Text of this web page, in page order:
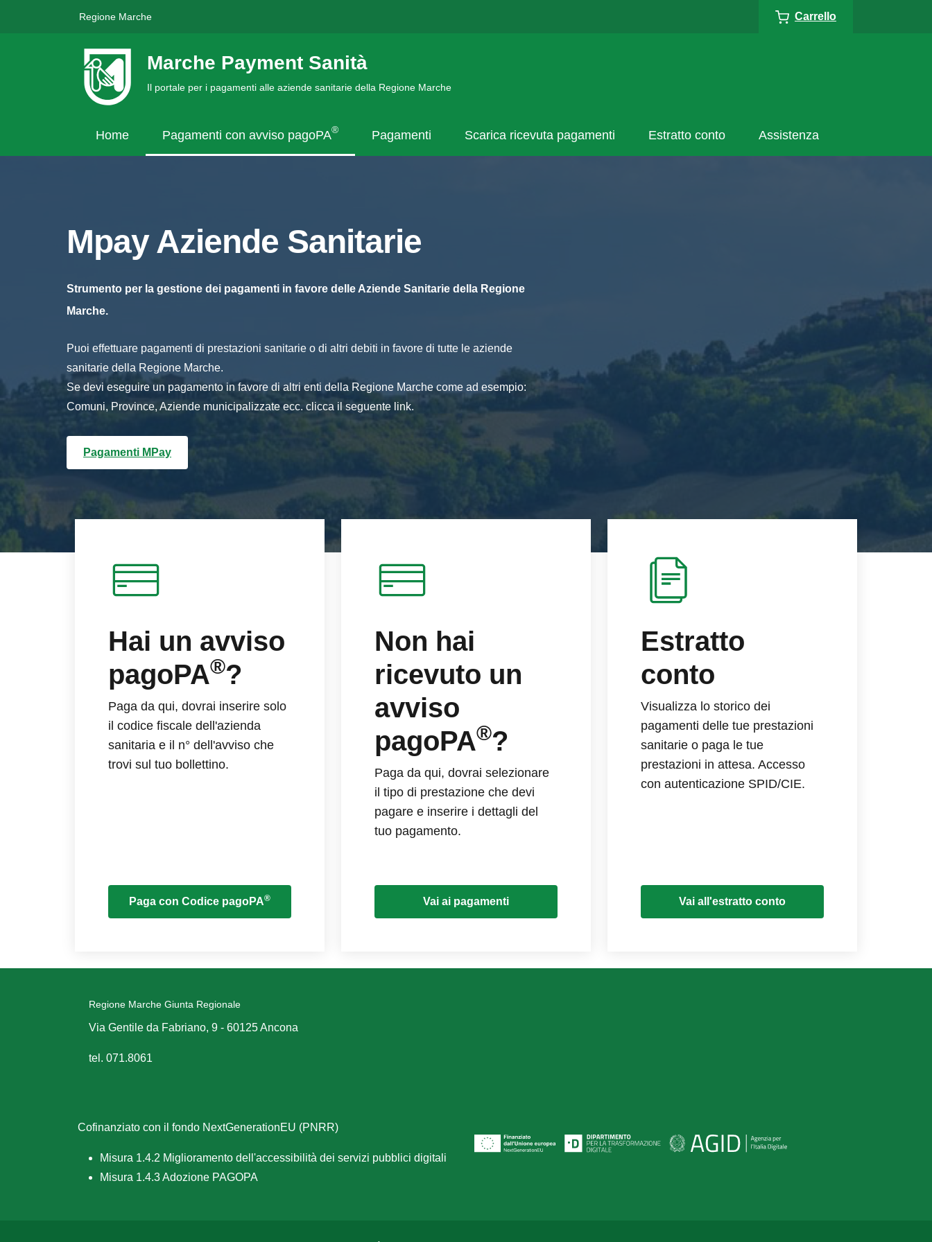
Regione Marche Carrello
Marche Payment Sanità
Il portale per i pagamenti alle aziende sanitarie della Regione Marche
Home Pagamenti con avviso pagoPA® Pagamenti Scarica ricevuta pagamenti Estratto conto Assistenza
Mpay Aziende Sanitarie
Strumento per la gestione dei pagamenti in favore delle Aziende Sanitarie della Regione
Marche.
Puoi effettuare pagamenti di prestazioni sanitarie o di altri debiti in favore di tutte le aziende
sanitarie della Regione Marche.
Se devi eseguire un pagamento in favore di altri enti della Regione Marche come ad esempio:
Comuni, Province, Aziende municipalizzate ecc. clicca il seguente link.
Pagamenti MPay
Hai un avviso
pagoPA®?
Paga da qui, dovrai inserire solo
il codice fiscale dell'azienda
sanitaria e il n° dell'avviso che
trovi sul tuo bollettino.
Paga con Codice pagoPA®
Non hai
ricevuto un
avviso
pagoPA®?
Paga da qui, dovrai selezionare
il tipo di prestazione che devi
pagare e inserire i dettagli del
tuo pagamento.
Vai ai pagamenti
Estratto
conto
Visualizza lo storico dei
pagamenti delle tue prestazioni
sanitarie o paga le tue
prestazioni in attesa. Accesso
con autenticazione SPID/CIE.
Vai all'estratto conto
Regione Marche Giunta Regionale
Via Gentile da Fabriano, 9 - 60125 Ancona
tel. 071.8061
Cofinanziato con il fondo NextGenerationEU (PNRR)
Misura 1.4.2 Miglioramento dell'accessibilità dei servizi pubblici digitali
Misura 1.4.3 Adozione PAGOPA